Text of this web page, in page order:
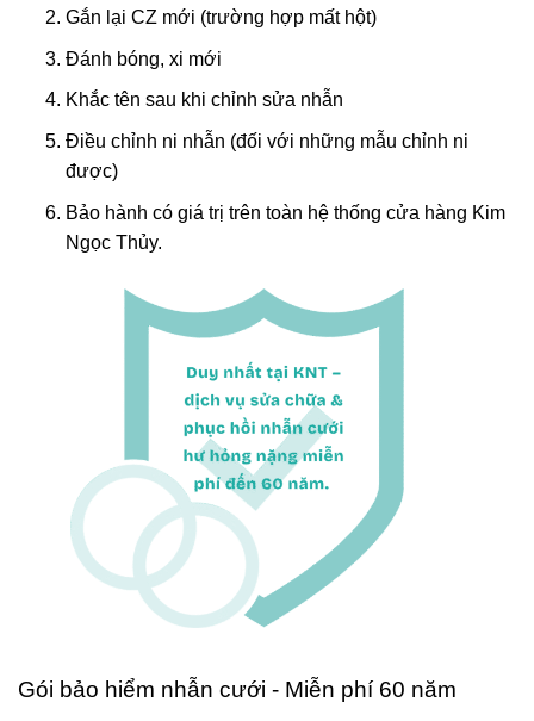
Gắn lại CZ mới (trường hợp mất hột)
Đánh bóng, xi mới
Khắc tên sau khi chỉnh sửa nhẫn
Điều chỉnh ni nhẫn (đối với những mẫu chỉnh ni
được)
Bảo hành có giá trị trên toàn hệ thống cửa hàng Kim
Ngọc Thủy.
Gói bảo hiểm nhẫn cưới - Miễn phí 60 năm